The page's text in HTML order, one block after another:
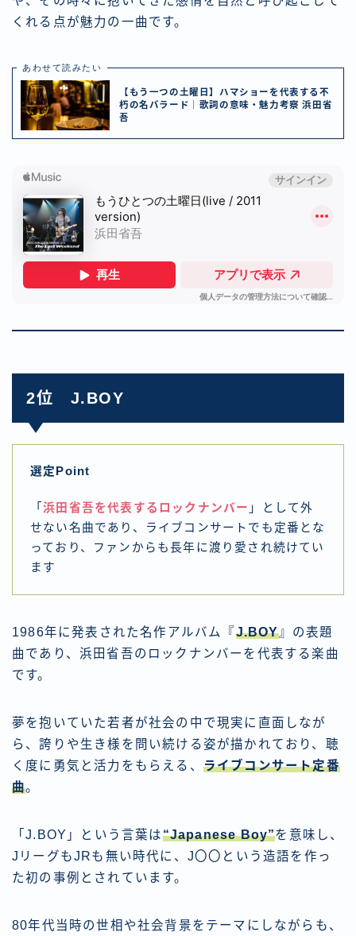
くれる点が魅力の一曲です。
あわせて読みたい
【もう一つの土曜日】ハマショーを代表する不
朽の名バラード｜歌詞の意味・魅力考察 浜田省
吾
2位 J.BOY
選定Point
「浜田省吾を代表するロックナンバー 」として外
せない名曲であり、ライブコンサートでも定番とな
っており、ファンからも長年に渡り愛され続けてい
ます
1986年に発表された名作アルバム『J.BOY』の表題
曲であり、浜田省吾のロックナンバーを代表する楽曲
です。
夢を抱いていた若者が社会の中で現実に直面しなが
ら、誇りや生き様を問い続ける姿が描かれており、聴
く度に勇気と活力をもらえる、 ライブコンサート定番
曲。
「J.BOY」という言葉は“Japanese Boy”を意味し、
JリーグもJRも無い時代に、J〇〇という造語を作っ
た初の事例とされています。
80年代当時の世相や社会背景をテーマにしながらも、